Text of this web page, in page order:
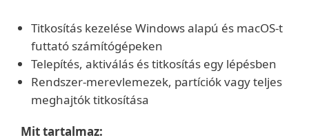
Titkosítás kezelése Windows alapú és macOS-t
futtató számítógépeken
Telepítés, aktiválás és titkosítás egy lépésben
Rendszer-merevlemezek, partíciók vagy teljes
meghajtók titkosítása
Mit tartalmaz: